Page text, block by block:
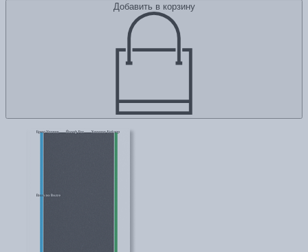
Добавить в корзину